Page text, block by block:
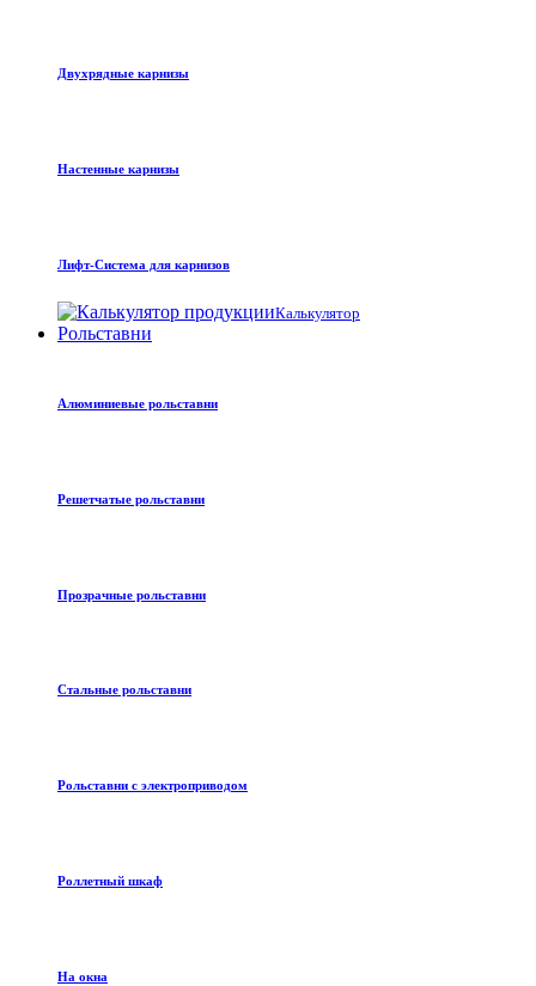
Двухрядные карнизы
Настенные карнизы
Лифт-Система для карнизов
Калькулятор
Рольставни
Алюминиевые рольставни
Решетчатые рольставни
Прозрачные рольставни
Стальные рольставни
Рольставни с электроприводом
Роллетный шкаф
На окна